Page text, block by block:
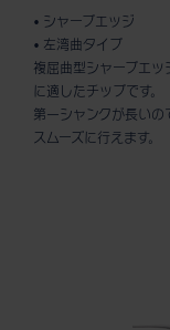
• シャープエッジ
• 左湾曲タイプ
複屈曲型シャープエ
に適したチップです。
第一シャンクが長い
スムーズに行えます。